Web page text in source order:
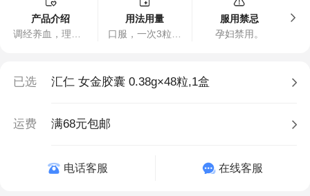
产品介绍
调经养血，理气止痛。用于月经量少、后错，痛经，小腹胀痛，腰腿酸痛。
用法用量
口服，一次3粒，一日2次，一个月为一疗程。
服用禁忌
孕妇禁用。
已选 汇仁 女金胶囊 0.38g×48粒,1盒
运费 满68元包邮
电话客服 在线客服